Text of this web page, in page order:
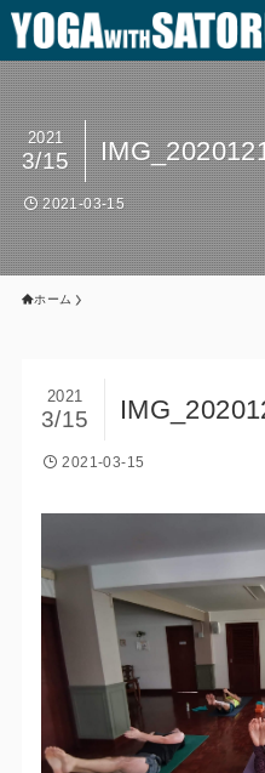
2021
3/15
2021-03-15
ホーム
2021
3/15
2021-03-15